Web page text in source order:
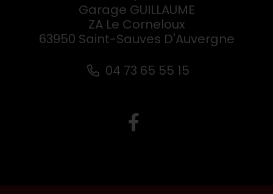
Garage GUILLAUME
ZA Le Corneloux
63950 Saint-Sauves D'Auvergne
04 73 65 55 15